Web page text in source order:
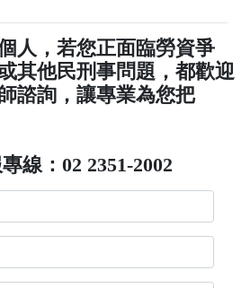
人，若您正面臨勞資爭
其他民刑事問題，都歡迎
諮詢，讓專業為您把
線：02 2351-2002